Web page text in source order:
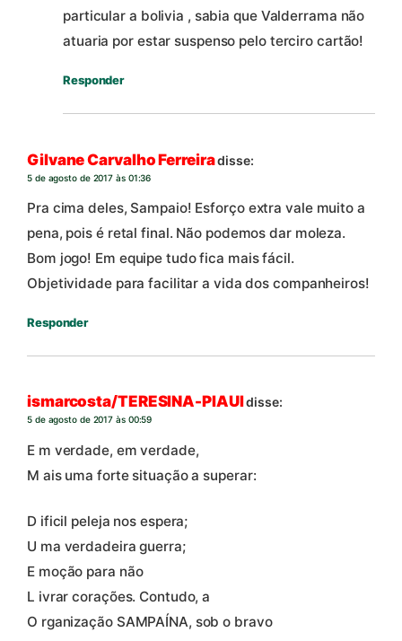
particular a bolivia , sabia que Valderrama não
atuaria por estar suspenso pelo terciro cartão!
Responder
Gilvane Carvalho Ferreiradisse:
5 de agosto de 2017 às 01:36
Pra cima deles, Sampaio! Esforço extra vale muito a
pena, pois é retal final. Não podemos dar moleza.
Bom jogo! Em equipe tudo fica mais fácil.
Objetividade para facilitar a vida dos companheiros!
Responder
ismarcosta/TERESINA-PIAUIdisse:
5 de agosto de 2017 às 00:59
E m verdade, em verdade,
M ais uma forte situação a superar:
D ificil peleja nos espera;
U ma verdadeira guerra;
E moção para não
L ivrar corações. Contudo, a
O rganização SAMPAÍNA, sob o bravo